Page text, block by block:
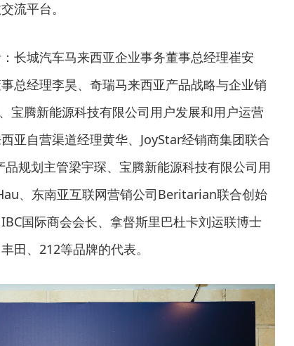
流平台。
长城汽车马来西亚企业事务董事总经理崔安
总经理李昊、奇瑞马来西亚产品战略与企业销
宝腾新能源科技有限公司用户发展和用户运营
亚自营渠道经理黄华、JoyStar经销商集团联合
规划主管梁宇琛、宝腾新能源科技有限公司用
、东南亚互联网营销公司Beritarian联合创始
国际商会会长、拿督斯里巴杜卡刘运联博士
田、212等品牌的代表。